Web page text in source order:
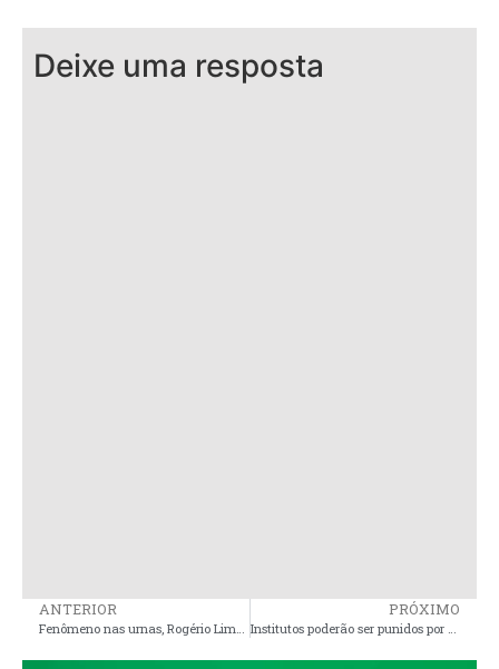
Deixe uma resposta
ANTERIOR
Fenômeno nas urnas, Rogério Lima, é eleito para o segundo mandato de vereador em Presidente Sarney
PRÓXIMO
Institutos poderão ser punidos por erros em pesquisas eleitorais